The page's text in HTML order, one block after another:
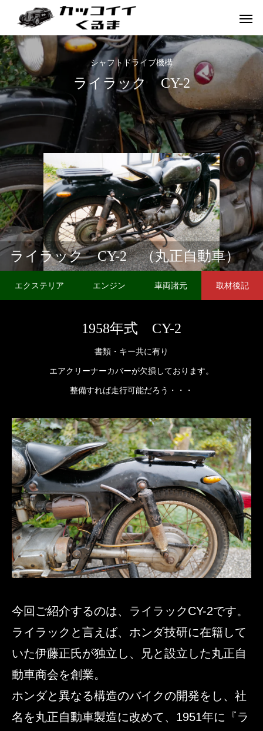
イギリス車
ENGLAND
ドイツ車
GERMANY
シャフトドライブ機構
ライラック CY-2
ライラック CY-2 （丸正自動車）
1958’
エクステリア エンジン 車両諸元 取材後記
1958年式 CY-2
書類・キー共に有り
エアクリーナーカバーが欠損しております。
整備すれば走行可能だろう・・・
今回ご紹介するのは、ライラックCY-2です。
ライラックと言えば、ホンダ技研に在籍して
いた伊藤正氏が独立し、兄と設立した丸正自
動車商会を創業。
ホンダと異なる構造のバイクの開発をし、社
名を丸正自動車製造に改めて、1951年に『ラ